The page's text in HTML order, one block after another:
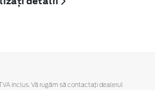
inclus. Vă rugăm să contactaţi dealerul